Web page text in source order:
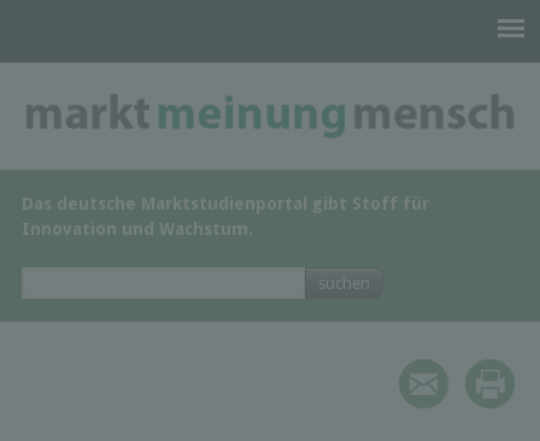
Das deutsche Marktstudienportal gibt Stoff für
Innovation und Wachstum.